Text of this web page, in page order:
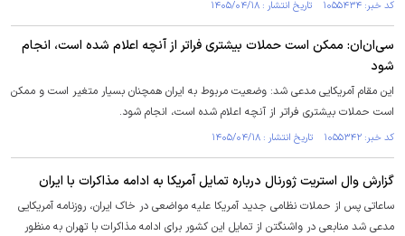
کد خبر: ۱۰۵۵۴۳۴ تاریخ انتشار : ۱۴۰۵/۰۴/۱۸
سی‌ان‌ان: ممکن است حملات بیشتری فراتر از آنچه اعلام شده است، انجام
شود
این مقام آمریکایی مدعی شد: وضعیت مربوط به ایران همچنان بسیار متغیر است و ممکن
است حملات بیشتری فراتر از آنچه اعلام شده است، انجام شود.
کد خبر: ۱۰۵۵۳۴۲ تاریخ انتشار : ۱۴۰۵/۰۴/۱۸
گزارش وال استریت ژورنال درباره تمایل آمریکا به ادامه مذاکرات با ایران
ساعاتی پس از حملات نظامی جدید آمریکا علیه مواضعی در خاک ایران، روزنامه آمریکایی
مدعی شد منابعی در واشنگتن از تمایل این کشور برای ادامه مذاکرات با تهران به منظور